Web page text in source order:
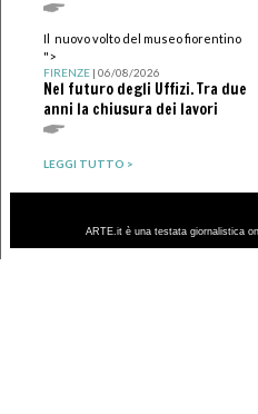
Il nuovo volto del museo fiorentino
">
FIRENZE| 06/08/2026
Nel futuro degli Uffizi. Tra due
anni la chiusura dei lavori
LEGGI TUTTO >
ARTE.it è una testata giornalistica